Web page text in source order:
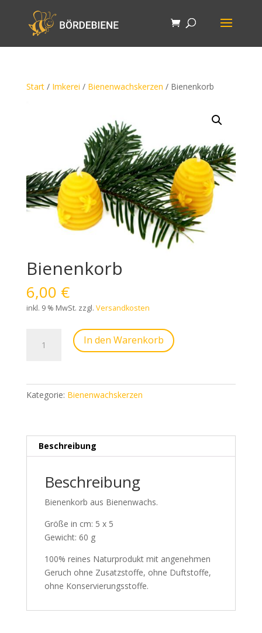
Start/ Imkerei / Bienenwachskerzen / Bienenkorb
Bienenkorb
6,00 €
inkl. 9 % MwSt. zzgl. Versandkosten
Menge
In den Warenkorb
Kategorie: Bienenwachskerzen
Beschreibung
Beschreibung
Bienenkorb aus Bienenwachs.
Größe in cm: 5 x 5
Gewicht: 60 g
100% reines Naturprodukt mit angenehmen
Geruch ohne Zusatzstoffe, ohne Duftstoffe,
ohne Konservierungsstoffe.